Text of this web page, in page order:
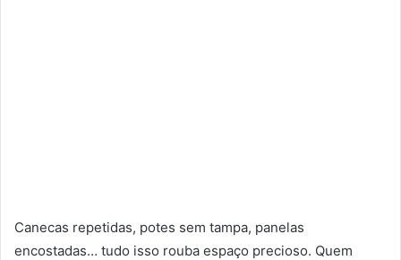
Canecas repetidas, potes sem tampa, panelas
encostadas… tudo isso rouba espaço precioso. Quem